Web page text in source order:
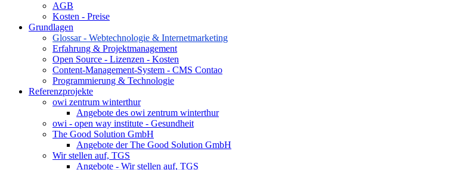
AGB
Kosten - Preise
Grundlagen
Glossar - Webtechnologie & Internetmarketing
Erfahrung & Projektmanagement
Open Source - Lizenzen - Kosten
Content-Management-System - CMS Contao
Programmierung & Technologie
Referenzprojekte
owi zentrum winterthur
Angebote des owi zentrum winterthur
owi - open way institute - Gesundheit
The Good Solution GmbH
Angebote der The Good Solution GmbH
Wir stellen auf, TGS
Angebote - Wir stellen auf, TGS